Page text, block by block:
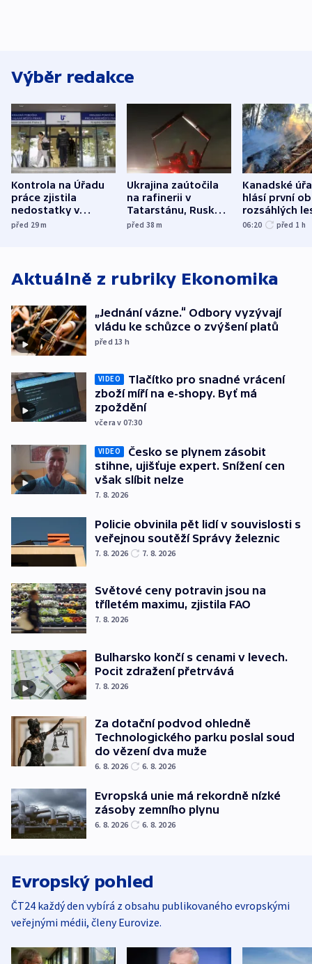
Výběr redakce
Kontrola na Úřadu
práce zjistila
nedostatky v
účetnictví za 5,6
před 29m
Ukrajina zaútočila
na rafinerii v
Tatarstánu, Rusko
bombardovalo
před 38m
Kanadské
hlásí první
rozsáhlých
požárů
06:20 před 1 h
Aktuálně z rubriky Ekonomika
„Jednání vázne.“ Odbory vyzývají
vládu ke schůzce o zvýšení platů
před 13 h
VIDEO
Tlačítko pro snadné vrácení
zboží míří na e-shopy. Byť má
zpoždění
včera v 07:30
VIDEO
Česko se plynem zásobit
stihne, ujišťuje expert. Snížení cen
však slíbit nelze
7. 8. 2026
Policie obvinila pět lidí v souvislosti s
veřejnou soutěží Správy železnic
7. 8. 2026 7. 8. 2026
Světové ceny potravin jsou na
tříletém maximu, zjistila FAO
7. 8. 2026
Bulharsko končí s cenami v levech.
Pocit zdražení přetrvává
7. 8. 2026
Za dotační podvod ohledně
Technologického parku poslal soud
do vězení dva muže
6. 8. 2026 6. 8. 2026
Evropská unie má rekordně nízké
zásoby zemního plynu
6. 8. 2026 6. 8. 2026
Evropský pohled
ČT24 každý den vybírá z obsahu publikovaného evropskými
veřejnými médii, členy Eurovize.